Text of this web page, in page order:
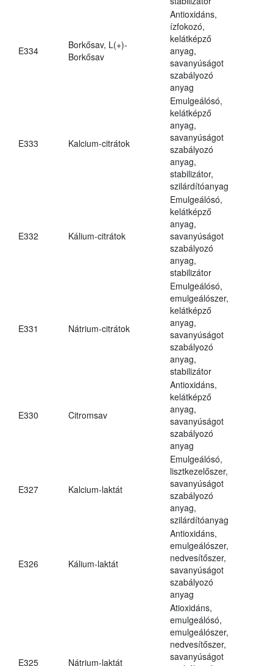
E334
Borkősav, L(+)-
Borkősav
Antioxidáns,
ízfokozó,
kelátképző
anyag,
savanyúságot
szabályozó
anyag
E333 Kalcium-citrátok
Emulgeálósó,
kelátképző
anyag,
savanyúságot
szabályozó
anyag,
stabilizátor,
szilárdítóanyag
E332 Kálium-citrátok
Emulgeálósó,
kelátképző
anyag,
savanyúságot
szabályozó
anyag,
stabilizátor
E331 Nátrium-citrátok
Emulgeálósó,
emulgeálószer,
kelátképző
anyag,
savanyúságot
szabályozó
anyag,
stabilizátor
E330 Citromsav
Antioxidáns,
kelátképző
anyag,
savanyúságot
szabályozó
anyag
E327 Kalcium-laktát
Emulgeálósó,
lisztkezelőszer,
savanyúságot
szabályozó
anyag,
szilárdítóanyag
E326 Kálium-laktát
Antioxidáns,
emulgeálószer,
nedvesítőszer,
savanyúságot
szabályozó
anyag
E325 Nátrium-laktát
Atioxidáns,
emulgeálósó,
emulgeálószer,
nedvesítőszer,
savanyúságot